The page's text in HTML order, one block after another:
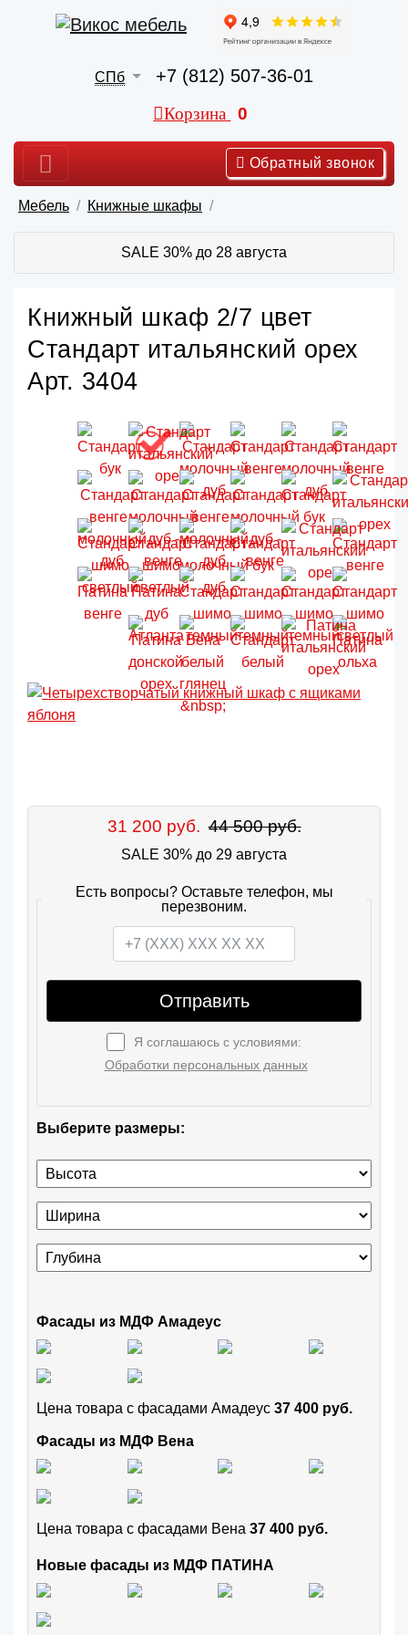
СПб +7 (812) 507-36-01
Корзина 0
Обратный звонок
Мебель Книжные шкафы
SALE 30% до 28 августа
Книжный шкаф 2/7 цвет
Стандарт итальянский орех
Арт. 3404
31 200 руб. 44 500 руб.
SALE 30% до 29 августа
Есть вопросы? Оставьте телефон, мы
перезвоним.
Отправить
Я соглашаюсь с условиями:
Обработки персональных данных
Выберите размеры:
Фасады из МДФ Амадеус
Цена товара с фасадами Амадеус 37 400 руб.
Фасады из МДФ Вена
Цена товара с фасадами Вена 37 400 руб.
Новые фасады из МДФ ПАТИНА